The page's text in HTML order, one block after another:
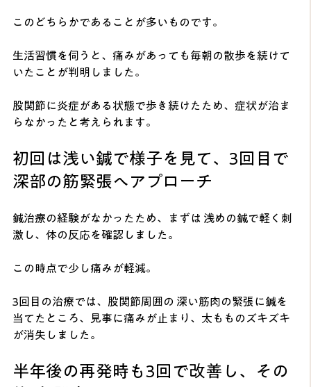
このどちらかであることが多いものです。
生活習慣を伺うと、痛みがあっても毎朝の散歩を続けて
いたことが判明しました。
股関節に炎症がある状態で歩き続けたため、症状が治ま
らなかったと考えられます。
初回は浅い鍼で様子を見て、3回目で
深部の筋緊張へアプローチ
鍼治療の経験がなかったため、まずは 浅めの鍼で軽く刺
激し、体の反応を確認しました。
この時点で少し痛みが軽減。
3回目の治療では、股関節周囲の 深い筋肉の緊張に鍼を
当てたところ、見事に痛みが止まり、太もものズキズキ
が消失しました。
半年後の再発時も3回で改善し、その